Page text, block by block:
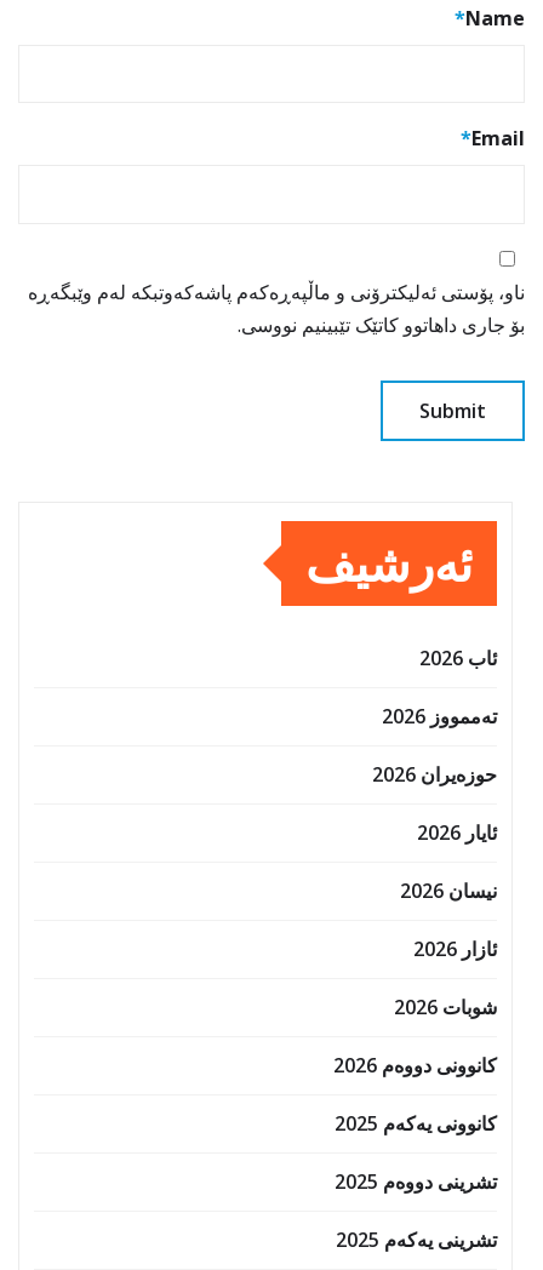
Name
*
Email
*
ناو، پۆستی ئەلیکترۆنی و ماڵپەڕەکەم پاشەکەوتبکە لەم وێبگەڕە
بۆ جاری داهاتوو کاتێک تێبینیم نووسی.
ئەرشیف
ئاب 2026
تەممووز 2026
حوزه‌یران 2026
ئایار 2026
نیسان 2026
ئازار 2026
شوبات 2026
کانوونی دووەم 2026
کانوونی یەکەم 2025
تشرینی دووەم 2025
تشرینی یەکەم 2025